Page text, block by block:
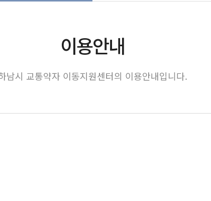
이용안내
남시 교통약자 이동지원센터의 이용안내입니다.